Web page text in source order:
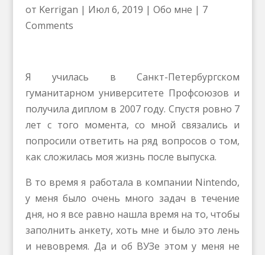
от Kerrigan | Июл 6, 2019 | Обо мне | 7
Comments
Я училась в Санкт-Петербургском
гуманитарном университете Профсоюзов и
получила диплом в 2007 году. Спустя ровно 7
лет с того момента, со мной связались и
попросили ответить на ряд вопросов о том,
как сложилась моя жизнь после выпуска.
В то время я работала в компании Nintendo,
у меня было очень много задач в течение
дня, но я все равно нашла время на то, чтобы
заполнить анкету, хоть мне и было это лень
и невовремя. Да и об ВУЗе этом у меня не